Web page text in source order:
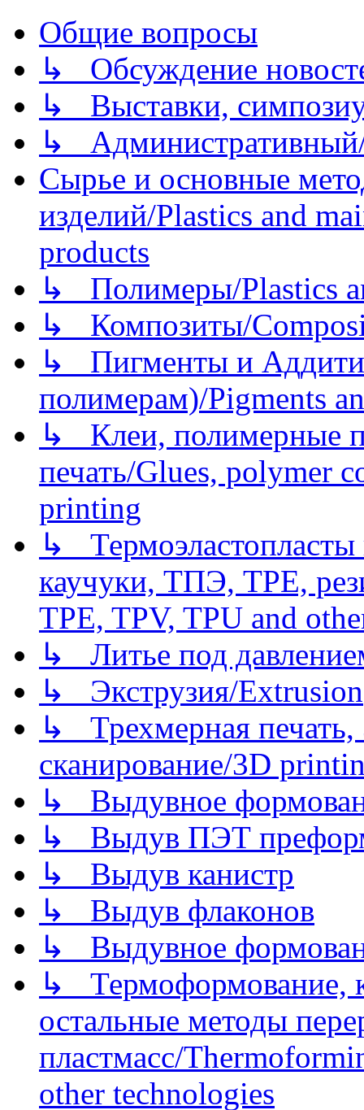
Общие вопросы
↳ Обсуждение
↳ Выставки,
↳
Сырье и основные
изделий/Plastics and
products
↳ Полимеры/Plastics
↳ Композиты/
↳ Пигменты и
полимерам)/Pigments
↳ Клеи, полимерные
печать/Glues, polymer
printing
↳
каучуки, ТПЭ, TPE,
TPE, TPV, TPU and
↳ Литье под
↳ Экструзия/Extrusion
↳ Трехмерная
сканирование/3D
↳ Выдувное
↳ Выдув ПЭТ
↳ Выдув канистр
↳ Выдув флаконов
↳ Выдувное
↳ Термоформование,
остальные методы
пластмасс/
other technologies